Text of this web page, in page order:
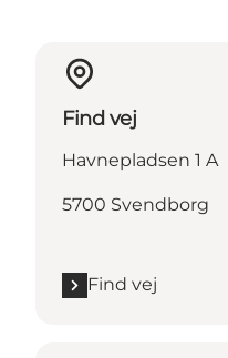
Find vej
Havnepladsen 1 A
5700 Svendborg
Find vej